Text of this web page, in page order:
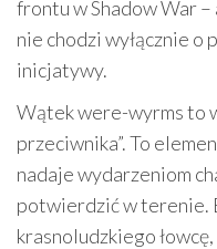
frontu w Shadow War
nie chodzi wyłącznie
inicjatywy.
Wątek were-wyrms to
przeciwnika”. To
nadaje wydarzeniom
potwierdzić w terenie.
krasnoludzkiego